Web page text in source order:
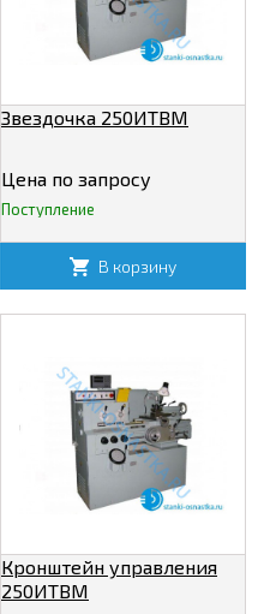
Звездочка 250ИТВМ
Цена по запросу
Поступление
В корзину
Кронштейн управления
250ИТВМ